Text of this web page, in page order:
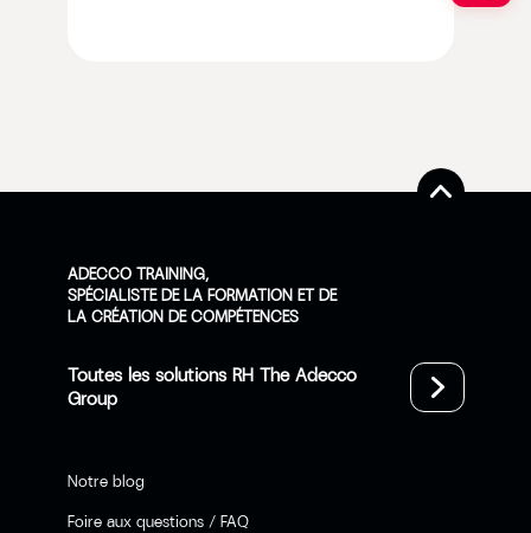
ADECCO TRAINING,
SPÉCIALISTE DE LA FORMATION ET DE
LA CRÉATION DE COMPÉTENCES
Toutes les solutions RH The Adecco
Group
Notre blog
Foire aux questions / FAQ